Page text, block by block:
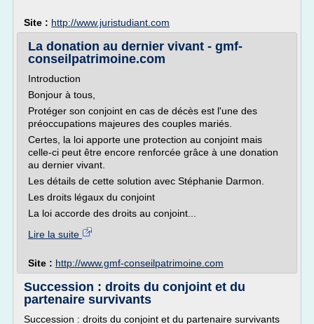
Site : http://www.juristudiant.com
La donation au dernier vivant - gmf-
conseilpatrimoine.com
Introduction
Bonjour à tous,
Protéger son conjoint en cas de décès est l'une des
préoccupations majeures des couples mariés.
Certes, la loi apporte une protection au conjoint mais
celle-ci peut être encore renforcée grâce à une donation
au dernier vivant.
Les détails de cette solution avec Stéphanie Darmon.
Les droits légaux du conjoint
La loi accorde des droits au conjoint...
Lire la suite
Site : http://www.gmf-conseilpatrimoine.com
Succession : droits du conjoint et du
partenaire survivants
Succession : droits du conjoint et du partenaire survivants